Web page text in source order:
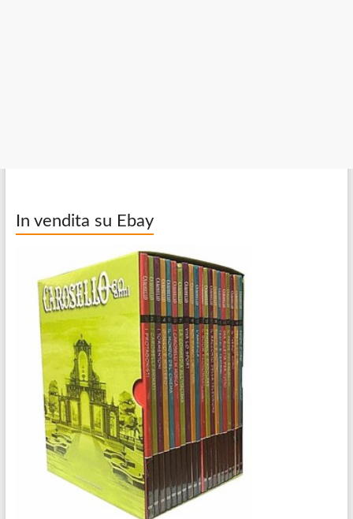
In vendita su Ebay